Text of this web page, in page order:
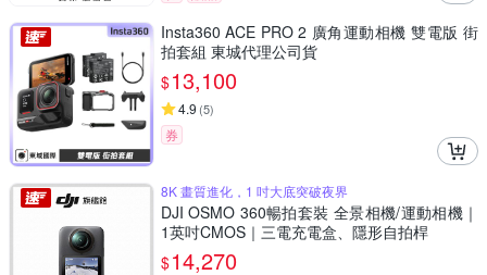
Insta360 ACE PRO 2 廣角運動相機 雙電版 街
拍套組 東城代理公司貨
$13,100
4.9 (5)
券
8K 畫質進化，1 吋大底突破夜界
DJI OSMO 360暢拍套裝 全景相機/運動相機｜
1英吋CMOS｜三電充電盒、隱形自拍桿
$14,270